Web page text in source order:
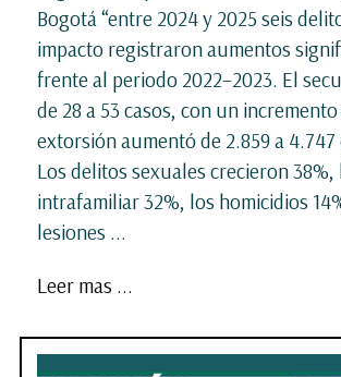
Bogotá “entre 2024 y 2025 seis
impacto registraron aumentos
frente al periodo 2022–2023. El
de 28 a 53 casos, con un
extorsión aumentó de 2.859 a 4.747
Los delitos sexuales crecieron 38%,
intrafamiliar 32%, los homicidios
lesiones ...
Leer mas ...